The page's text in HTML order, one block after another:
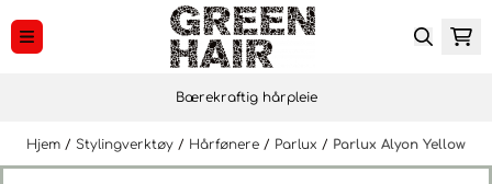
Hopp til innhold
Bærekraftig hårpleie
Hjem / Stylingverktøy / Hårfønere / Parlux / Parlux Alyon Yellow